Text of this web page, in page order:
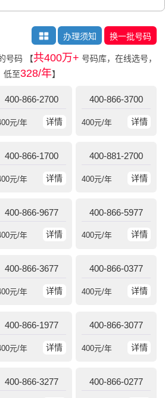
办理须知 换一批号码
号码 【共400万+ 号码库，在线选号，
低至328/年】
400-866-2700
详情
元/年
400-866-3700
详情
400元/年
400-866-1700
详情
元/年
400-881-2700
详情
400元/年
400-866-9677
详情
元/年
400-866-5977
详情
400元/年
400-866-3677
详情
元/年
400-866-0377
详情
400元/年
400-866-1977
详情
元/年
400-866-3077
详情
400元/年
400-866-3277 400-866-0277